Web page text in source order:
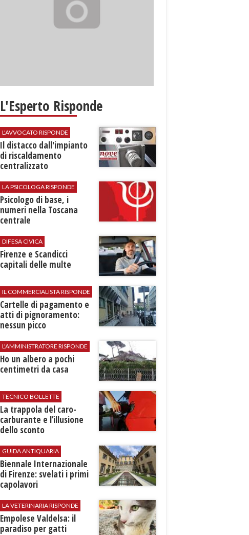
L'Esperto Risponde
L'AVVOCATO RISPONDE
Il distacco dall'impianto
di riscaldamento
centralizzato
LA PSICOLOGA RISPONDE
Psicologo di base, i
numeri nella Toscana
centrale
DIFESA CIVICA
Firenze e Scandicci
capitali delle multe
IL COMMERCIALISTA RISPONDE
Cartelle di pagamento e
atti di pignoramento:
nessun picco
L'AMMINISTRATORE RISPONDE
Ho un albero a pochi
centimetri da casa
TECNICO BOLLETTE
​La trappola del caro-
carburante e l’illusione
dello sconto
GUIDA ANTIQUARIA
Biennale Internazionale
di Firenze: svelati i primi
capolavori
LA VETERINARIA RISPONDE
Empolese Valdelsa: il
paradiso per gatti